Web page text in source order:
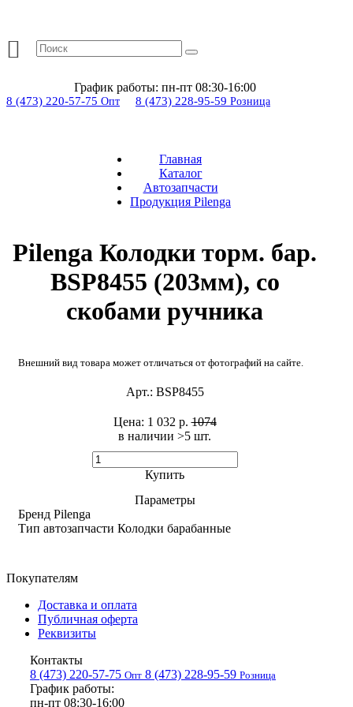
График работы: пн-пт 08:30-16:00
8 (473) 220-57-75 Опт 8 (473) 228-95-59 Розница
Главная
Каталог
Автозапчасти
Продукция Pilenga
Pilenga Колодки торм. бар.
BSP8455 (203мм), со
скобами ручника
Внешний вид товара может отличаться от фотографий на сайте.
Арт.: BSP8455
в наличии >5 шт. ​
Цена: 1 032 р.1074
Купить
Параметры
Бренд Pilenga
Тип автозапчасти Колодки барабанные
Покупателям
Доставка и оплата
Публичная оферта
Реквизиты
Контакты
8 (473) 220-57-75 Опт 8 (473) 228-95-59 Розница
График работы:
пн-пт 08:30-16:00